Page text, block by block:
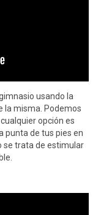
usando la
la misma. Podemos
opción es
punta de tus pies en
se trata de estimular